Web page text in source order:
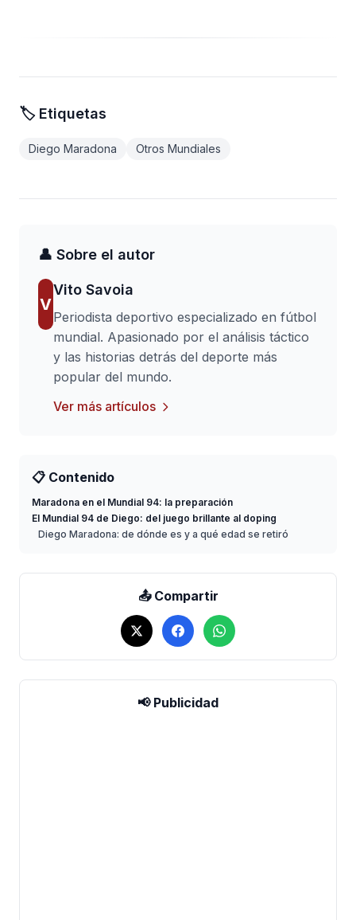
📋 Contenido
Maradona en el Mundial 94: la preparación
El Mundial 94 de Diego: del juego brillante al doping
Diego Maradona: de dónde es y a qué edad se retiró
📤 Compartir
📢 Publicidad
🏷️ Etiquetas
Diego Maradona Otros Mundiales
👤 Sobre el autor
V
Vito Savoia
Periodista deportivo especializado en fútbol
mundial. Apasionado por el análisis táctico
y las historias detrás del deporte más
popular del mundo.
Ver más artículos